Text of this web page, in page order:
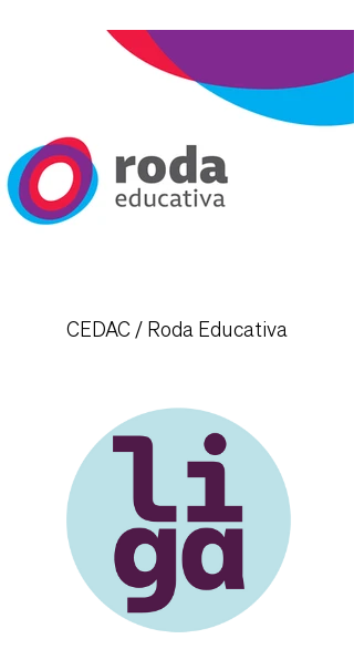
CEDAC / Roda Educativa